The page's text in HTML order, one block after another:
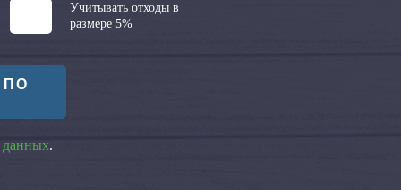
Учитывать отходы в
размере 5%
ПО
данных.